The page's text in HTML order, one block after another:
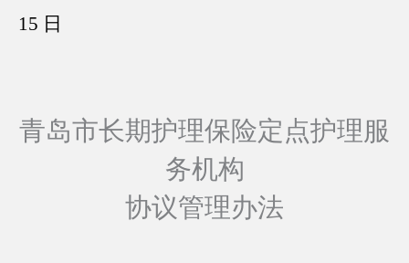
15 日
青岛市长期护理保险定点护理服
务机构
协议管理办法